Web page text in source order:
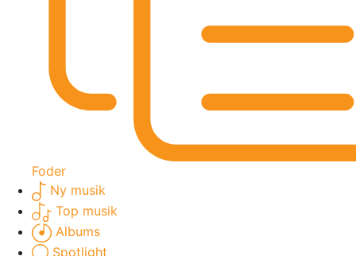
Foder
Ny musik
Top musik
Albums
Spotlight